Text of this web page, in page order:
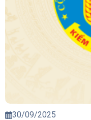
30/09/2025